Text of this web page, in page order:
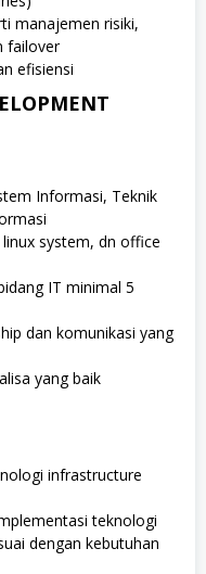
manajemen risiki,
failover
efisiensi
Informasi, Teknik
system, dn office
IT minimal 5
dan komunikasi yang
yang baik
infrastructure
teknologi
dengan kebutuhan